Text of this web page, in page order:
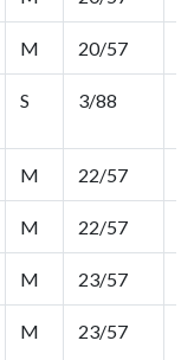
M 20/57
S 3/88
M 22/57
M 22/57
M 23/57
M 23/57